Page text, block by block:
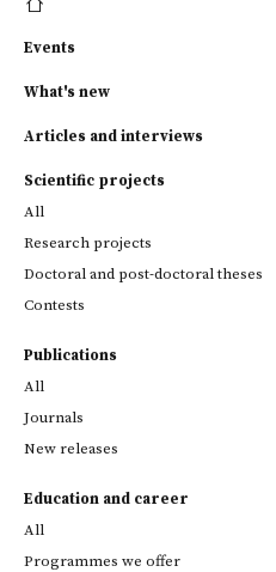
Events
What's new
Articles and interviews
Scientific projects
All
Research projects
Doctoral and post-doctoral theses
Contests
Publications
All
Journals
New releases
Education and career
All
Programmes we offer